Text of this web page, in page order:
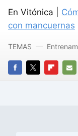
En Vitónica |
con mancuernas
FACEBOOK
TWITTER
E-
TEMAS